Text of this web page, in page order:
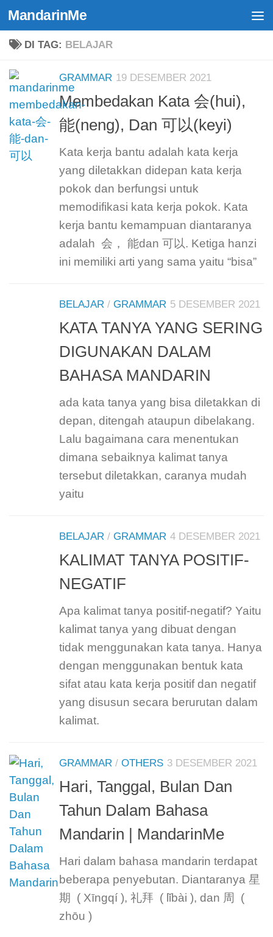
Skip to content
MandarinMe
DI TAG: BELAJAR
GRAMMAR 19 DESEMBER 2021
Membedakan Kata 会(hui),
能(neng), Dan 可以(keyi)
Kata kerja bantu adalah kata kerja
yang diletakkan didepan kata kerja
pokok dan berfungsi untuk
memodifikasi kata kerja pokok. Kata
kerja bantu kemampuan diantaranya
adalah 会， 能dan 可以. Ketiga hanzi
ini memiliki arti yang sama yaitu “bisa”
BELAJAR / GRAMMAR 5 DESEMBER 2021
KATA TANYA YANG SERING
DIGUNAKAN DALAM
BAHASA MANDARIN
ada kata tanya yang bisa diletakkan di
depan, ditengah ataupun dibelakang.
Lalu bagaimana cara menentukan
dimana sebaiknya kalimat tanya
tersebut diletakkan, caranya mudah
yaitu
BELAJAR / GRAMMAR 4 DESEMBER 2021
KALIMAT TANYA POSITIF-
NEGATIF
Apa kalimat tanya positif-negatif? Yaitu
kalimat tanya yang dibuat dengan
tidak menggunakan kata tanya. Hanya
dengan menggunakan bentuk kata
sifat atau kata kerja positif dan negatif
yang disusun secara berurutan dalam
kalimat.
GRAMMAR / OTHERS 3 DESEMBER 2021
Hari, Tanggal, Bulan Dan
Tahun Dalam Bahasa
Mandarin | MandarinMe
Hari dalam bahasa mandarin terdapat
beberapa penyebutan. Diantaranya 星
期 ( Xīngqí ), 礼拜 ( lǐbài ), dan 周 (
zhōu )